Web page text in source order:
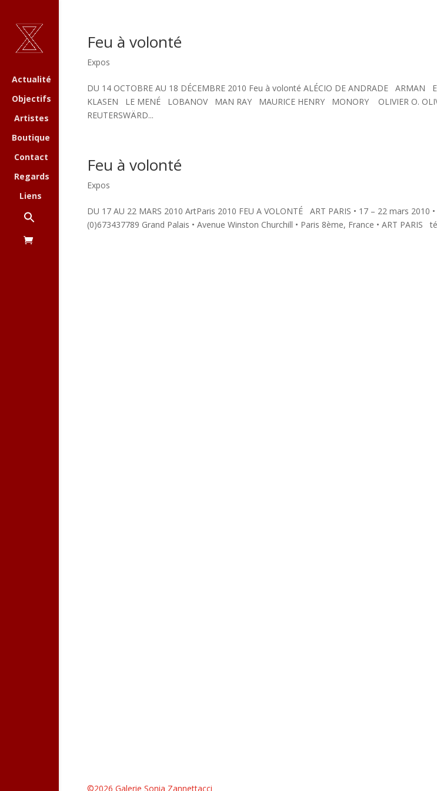
Actualité
Objectifs
Artistes
Boutique
Contact
Regards
Liens
Feu à volonté
Expos
DU 14 OCTOBRE AU 18 DÉCEMBRE 2010 Feu à volonté ALÉCIO DE ANDRADE ARMAN
KLASEN LE MENÉ LOBANOV MAN RAY MAURICE HENRY MONORY OLIVIER O.
REUTERSWÄRD...
Feu à volonté
Expos
DU 17 AU 22 MARS 2010 ArtParis 2010 FEU A VOLONTÉ ART PARIS • 17 – 22 mars 2010
(0)673437789 Grand Palais • Avenue Winston Churchill • Paris 8ème, France • ART PARIS
©2026 Galerie Sonia Zannettacci